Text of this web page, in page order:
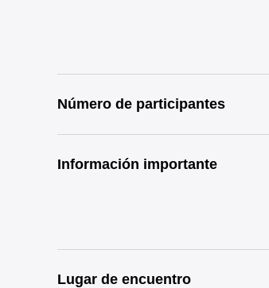
Número de participantes
Información importante
Lugar de encuentro